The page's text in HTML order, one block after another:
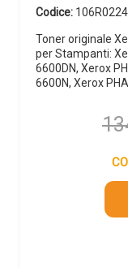
Codice:
Toner originale
per Stampanti:
6600DN, Xerox
6600N, Xerox